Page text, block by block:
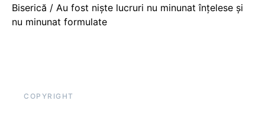
Biserică / Au fost niște lucruri nu minunat înțelese și
nu minunat formulate
COPYRIGHT